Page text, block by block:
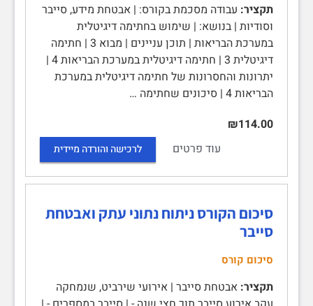
תקציר: עבודה מסכמת בקורס: | אבטחת מידע, סייבר
וסודיות | בנושא: | שימוש בחתימה דיגיטלית
במערכת הבריאות | תוכן עניינים | מבוא 3 | חתימה
דיגיטלית 3 | חתימה דיגיטלית במערכת הבריאות 4 |
יתרונות והחסרונות של חתימה דיגיטלית במערכת
הבריאות 4 | סיכונים שחתימה …
₪114.00
עוד פרטים
לרכישה והורדה מיידית
סיכום הקורס ניתוח נתוני עתק ואבטחת
סייבר
סיכום קורס
תקציר: אבטחת סייבר | אירועי שירביט, שנמחקה